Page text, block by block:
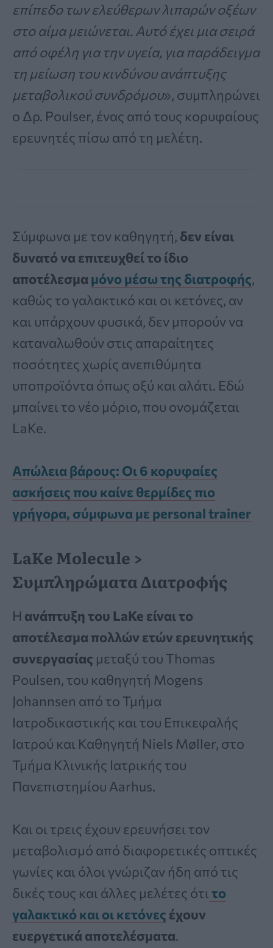
επίπεδο των ελεύθερων λιπαρών οξέων
στο αίμα μειώνεται. Αυτό έχει μια σειρά
από οφέλη για την υγεία, για παράδειγμα
τη μείωση του κινδύνου ανάπτυξης
μεταβολικού συνδρόμου», συμπληρώνει
ο Δρ. Poulser, ένας από τους κορυφαίους
ερευνητές πίσω από τη μελέτη.
Σύμφωνα με τον καθηγητή, δεν είναι
δυνατό να επιτευχθεί το ίδιο
αποτέλεσμα μόνο μέσω της διατροφής,
καθώς το γαλακτικό και οι κετόνες, αν
και υπάρχουν φυσικά, δεν μπορούν να
καταναλωθούν στις απαραίτητες
ποσότητες χωρίς ανεπιθύμητα
υποπροϊόντα όπως οξύ και αλάτι. Εδώ
μπαίνει το νέο μόριο, που ονομάζεται
LaKe.
Απώλεια βάρους: Οι 6 κορυφαίες
ασκήσεις που καίνε θερμίδες πιο
γρήγορα, σύμφωνα με personal trainer
LaKe Molecule >
Συμπληρώματα Διατροφής
Η ανάπτυξη του LaKe είναι το
αποτέλεσμα πολλών ετών ερευνητικής
συνεργασίας μεταξύ του Thomas
Poulsen, του καθηγητή Mogens
Johannsen από το Τμήμα
Ιατροδικαστικής και του Επικεφαλής
Ιατρού και Καθηγητή Niels Møller, στο
Τμήμα Κλινικής Ιατρικής του
Πανεπιστημίου Aarhus.
Και οι τρεις έχουν ερευνήσει τον
μεταβολισμό από διαφορετικές οπτικές
γωνίες και όλοι γνώριζαν ήδη από τις
δικές τους και άλλες μελέτες ότιτο
γαλακτικό και οι κετόνες έχουν
ευεργετικά αποτελέσματα.